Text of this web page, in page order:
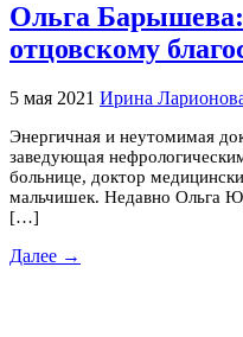
Ольга Барышева:
отцовскому
5 мая 2021 Ирина
Энергичная и неутомимая
заведующая
больнице, доктор
мальчишек. Недавно Ольга
[…]
Далее →